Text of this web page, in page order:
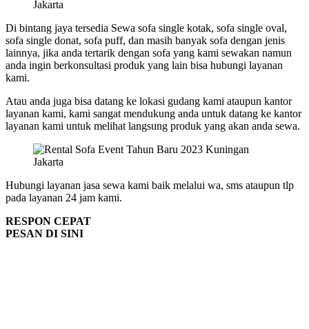
Di bintang jaya tersedia Sewa sofa single kotak, sofa single oval,
sofa single donat, sofa puff, dan masih banyak sofa dengan jenis
lainnya, jika anda tertarik dengan sofa yang kami sewakan namun
anda ingin berkonsultasi produk yang lain bisa hubungi layanan
kami.
Atau anda juga bisa datang ke lokasi gudang kami ataupun kantor
layanan kami, kami sangat mendukung anda untuk datang ke kantor
layanan kami untuk melihat langsung produk yang akan anda sewa.
Hubungi layanan jasa sewa kami baik melalui wa, sms ataupun tlp
pada layanan 24 jam kami.
RESPON CEPAT
PESAN DI SINI